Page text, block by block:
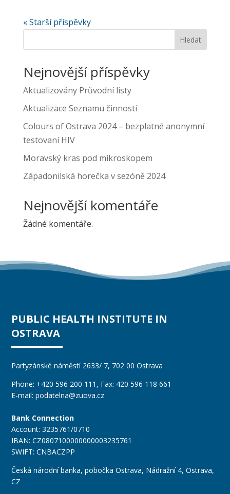
« Starší příspěvky
Hledat
Nejnovější příspěvky
Aktualizovány Průvodní listy
Aktualizace Seznamu činností
Colours of Ostrava 2024 – bezplatné anonymní
testovaní HIV
Moravský kras pod mikroskopem
Západonilská horečka v sezóně 2024
Nejnovější komentáře
Žádné komentáře.
PUBLIC HEALTH INSTITUTE IN
OSTRAVA
Partyzánské náměstí 2633/ 7, 702 00 Ostrava
Phone: +420 596 200 111 , Fax: 420 596 118 661
E-mail:podatelna@zuova.cz
Bank Connection
Account: 3235761/0710
IBAN: CZ0807100000000003235761
SWIFT: CNBACZPP
Česká národní banka, pobočka Ostrava, Nádražní 4, Ostrava,
CZ